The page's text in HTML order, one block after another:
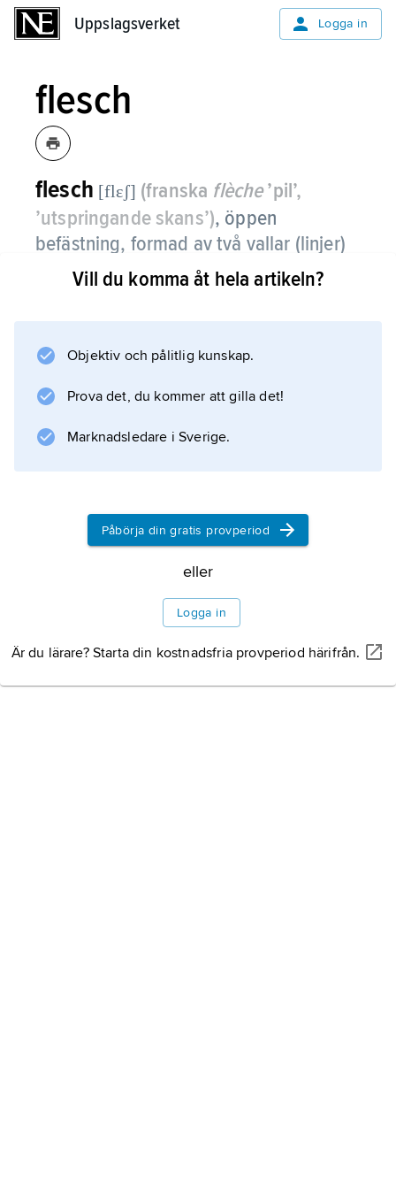
Uppslagsverket Logga in
flesch
flesch [flɛʃ] (franska flèche’pil’,
’utspringande skans’), öppen
befästning, formad av två vallar (linjer)
som möts i en spets vänd mot en
Information om artikeln
Vill du komma åt hela artikeln?
Objektiv och pålitlig kunskap.
Prova det, du kommer att gilla det!
Marknadsledare i Sverige.
Påbörja din gratis provperiod
eller
Logga in
Är du lärare? Starta din kostnadsfria provperiod härifrån.